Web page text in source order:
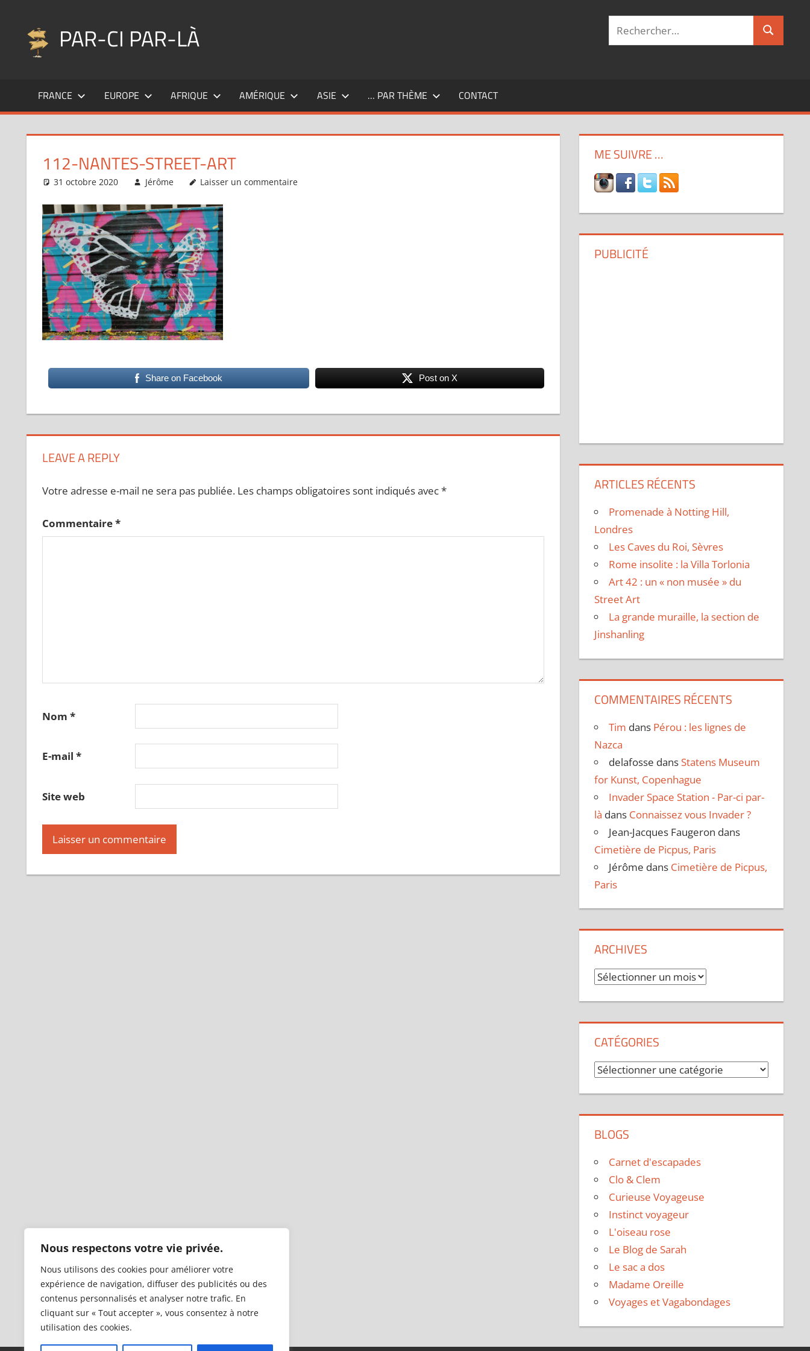
Nous respectons votre vie privée.
Nous utilisons des cookies pour améliorer votre
expérience de navigation, diffuser des publicités ou des
contenus personnalisés et analyser notre trafic. En
cliquant sur « Tout accepter », vous consentez à notre
utilisation des cookies.
contenu
PAR-CI PAR-LÀ
fil
pérégrinations
Recherche
FRANCE EUROPE AFRIQUE AMÉRIQUE ASIE … PAR THÈME CONTACT
112-NANTES-STREET-ART
31 octobre 2020 Jérôme Laisser un commentaire
Share on Facebook Post on X
LEAVE A REPLY
Votre adresse e-mail ne sera pas publiée. Les champs obligatoires sont indiqués avec*
Commentaire*
Nom *
E-mail *
Site web
ME SUIVRE …
PUBLICITÉ
ARTICLES RÉCENTS
Promenade à Notting Hill,
Londres
Les Caves du Roi, Sèvres
Rome insolite : la Villa Torlonia
Art 42 : un « non musée » du
Street Art
La grande muraille, la section de
Jinshanling
COMMENTAIRES RÉCENTS
Tim dans Pérou : les lignes de
Nazca
delafosse dans Statens Museum
for Kunst, Copenhague
Invader Space Station - Par-ci par-
là dans Connaissez vous Invader ?
Jean-Jacques Faugeron dans
Cimetière de Picpus, Paris
Jérôme dans Cimetière de Picpus,
Paris
ARCHIVES
Archives
CATÉGORIES
Catégories
BLOGS
Carnet d'escapades
Clo & Clem
Curieuse Voyageuse
Instinct voyageur
L'oiseau rose
Le Blog de Sarah
Le sac a dos
Madame Oreille
Voyages et Vagabondages